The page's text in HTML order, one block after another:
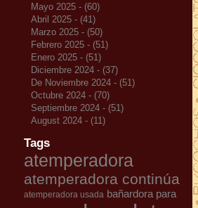
Mayo 2025 - (60)
Abril 2025 - (41)
Marzo 2025 - (50)
Febrero 2025 - (51)
Enero 2025 - (51)
Diciembre 2024 - (37)
De Noviembre 2024 - (51)
Octubre 2024 - (70)
Septiembre 2024 - (51)
August 2024 - (11)
Tags
atemperadora
atemperadora continúa
atemperadora usada bañardora para